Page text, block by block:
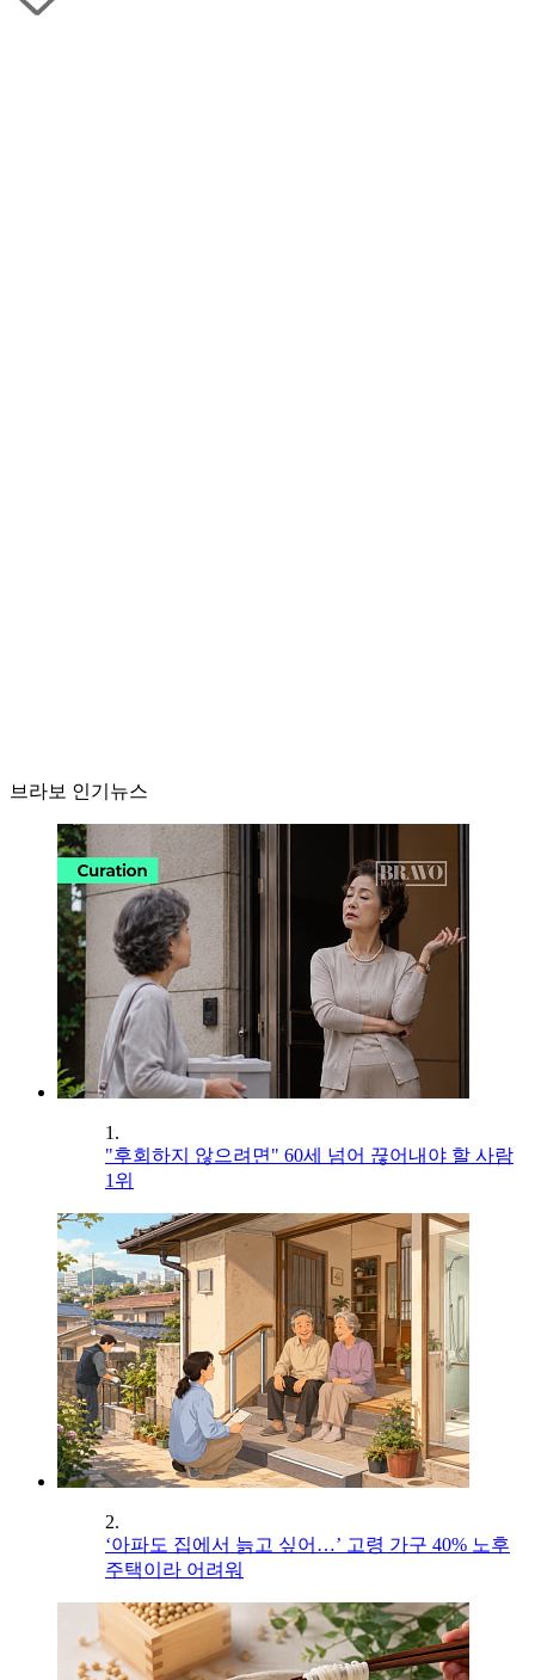
브라보 인기뉴스
1.
"후회하지 않으려면" 60세 넘어 끊어내야 할 사람
1위
2.
‘아파도 집에서 늙고 싶어…’ 고령 가구 40% 노후
주택이라 어려워